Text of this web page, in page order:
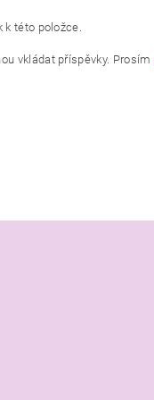
k této položce.
vkládat příspěvky. Prosím